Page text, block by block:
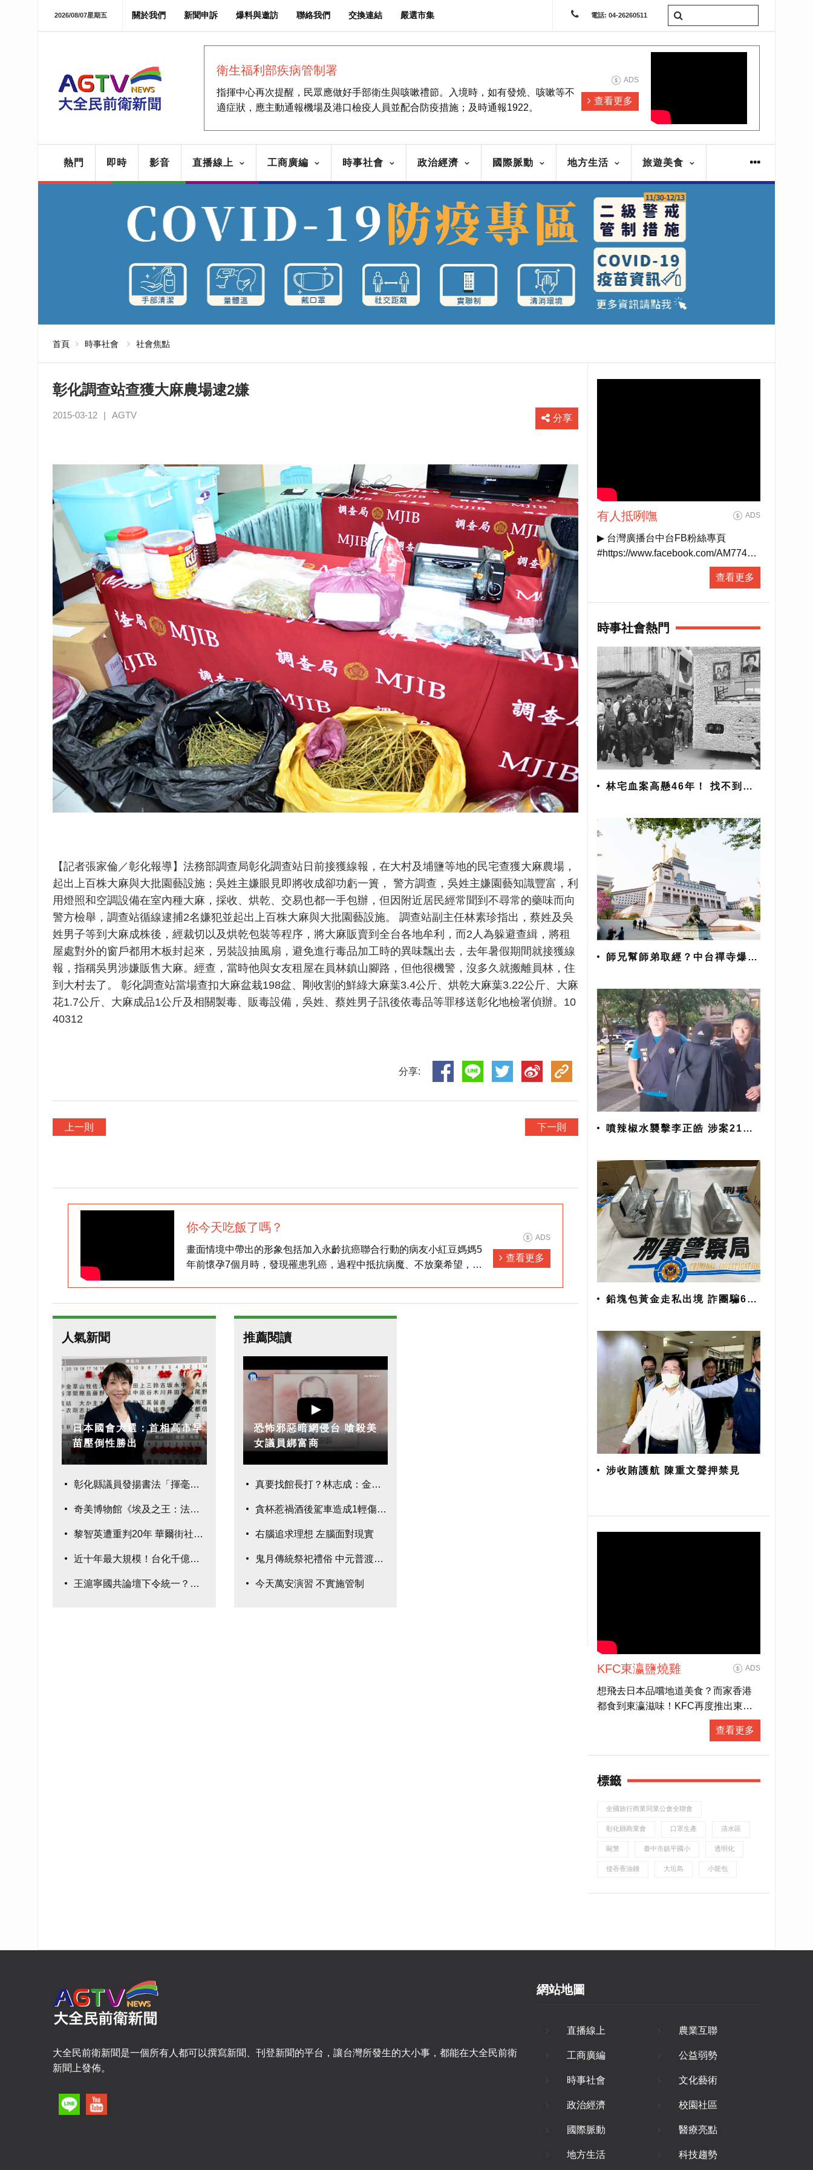
2026/08/07星期五 關於我們 新聞申訴 爆料與邀訪 聯絡我們 交換連結 嚴選市集 電話: 04-26260511
衛生福利部疾病管制署
指揮中心再次提醒，民眾應做好手部衛生與咳嗽禮節。入境時，如有發燒、咳嗽等不
適症狀，應主動通報機場及港口檢疫人員並配合防疫措施；及時通報1922。
ADS
查看更多
熱門 即時 影音 直播線上 工商廣編 時事社會 政治經濟 國際脈動 地方生活 旅遊美食
首頁 時事社會 社會焦點
彰化調查站查獲大麻農場逮2嫌
2015-03-12 | AGTV 分享
【記者張家倫／彰化報導】法務部調查局彰化調查站日前接獲線報，在大村及埔鹽等地的民宅查獲大麻農場，
起出上百株大麻與大批園藝設施；吳姓主嫌眼見即將收成卻功虧一簣， 警方調查，吳姓主嫌園藝知識豐富，利
用燈照和空調設備在室內種大麻，採收、烘乾、交易也都一手包辦，但因附近居民經常聞到不尋常的藥味而向
警方檢舉，調查站循線逮捕2名嫌犯並起出上百株大麻與大批園藝設施。 調查站副主任林素珍指出，蔡姓及吳
姓男子等到大麻成株後，經裁切以及烘乾包裝等程序，將大麻販賣到全台各地牟利，而2人為躲避查緝，將租
屋處對外的窗戶都用木板封起來，另裝設抽風扇，避免進行毒品加工時的異味飄出去，去年暑假期間就接獲線
報，指稱吳男涉嫌販售大麻。經查，當時他與女友租屋在員林鎮山腳路，但他很機警，沒多久就搬離員林，住
到大村去了。 彰化調查站當場查扣大麻盆栽198盆、剛收割的鮮綠大麻葉3.4公斤、烘乾大麻葉3.22公斤、大麻
花1.7公斤、大麻成品1公斤及相關製毒、販毒設備，吳姓、蔡姓男子訊後依毒品等罪移送彰化地檢署偵辦。10
40312
分享:
上一則 下一則
你今天吃飯了嗎？
畫面情境中帶出的形象包括加入永齡抗癌聯合行動的病友小紅豆媽媽5
年前懷孕7個月時，發現罹患乳癌，過程中抵抗病魔、不放棄希望，最
ADS
查看更多
人氣新聞
日本國會大選：首相高市早
苗壓倒性勝出
彰化縣議員發揚書法「揮毫開筆」 命理師示警：不能貼這字
奇美博物館《埃及之王：法老》280件真跡鉅獻
黎智英遭重判20年 華爾街社論:示警台灣
近十年最大規模！台化千億元聯貸案完成簽約
王滬寧國共論壇下令統一？國民黨：均屬臆測
推薦閱讀
恐怖邪惡暗網侵台 嗆殺美
女議員綁富商
真要找館長打？林志成：金主出3千萬辦比賽
貪杯惹禍酒後駕車造成1輕傷2重傷
右腦追求理想 左腦面對現實
鬼月傳統祭祀禮俗 中元普渡孤魂求平安
今天萬安演習 不實施管制
有人抵咧嘸 ADS
▶ 台灣廣播台中台FB粉絲專頁
#https://www.facebook.com/AM774
#https://www.facebook.com/AnybodyHereA...
每週日晚上11點歡迎收聽台灣廣播
你的每星期。
#開啟直播小鈴鐺不漏掉最新消息
查看更多
時事社會熱門
林宅血案高懸46年！ 找不到兇
師兄幫師弟取經？中台禪寺爆六
噴辣椒水襲擊李正皓 涉案21歲
鉛塊包黃金走私出境 詐團騙6億
涉收賄護航 陳重文聲押禁見
KFC東瀛鹽燒雞 ADS
想飛去日本品嚐地道美食？而家香港
都食到東瀛滋味！KFC再度推出東瀛
鹽燒雞，鹽香嘅金黃微焦外層加上
juicy鮮嫩雞肉，大啖食雞再飲杯勁解
全新東瀛蕎麥麵同田園沙律，熱量低
KFC 專頁仲有得拎期間限定coupon，
食東瀛鹽燒雞桶餐仲送多2隻巴辣香雞
查看更多
標籤
全國旅行商業同業公會全聯會
彰化縣商業會 口罩生產 清水區
毆警 臺中市鎮平國小 透明化
侵吞香油錢 大坵島 小龍包
大全民前衛新聞是一個所有人都可以撰寫新聞、刊登新聞的平台，讓台灣所發生的大小事，都能在大全民前衛
新聞上發佈。
網站地圖
直播線上
工商廣編
時事社會
政治經濟
國際脈動
地方生活
農業互聯
公益弱勢
文化藝術
校園社區
醫療亮點
科技趨勢